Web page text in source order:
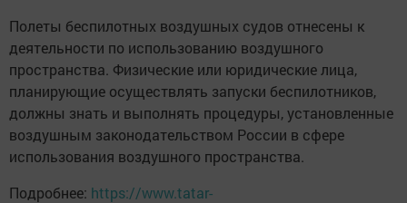
Полеты беспилотных воздушных судов отнесены к
деятельности по использованию воздушного
пространства. Физические или юридические лица,
планирующие осуществлять запуски беспилотников,
должны знать и выполнять процедуры, установленные
воздушным законодательством России в сфере
использования воздушного пространства.
Подробнее: https://www.tatar-